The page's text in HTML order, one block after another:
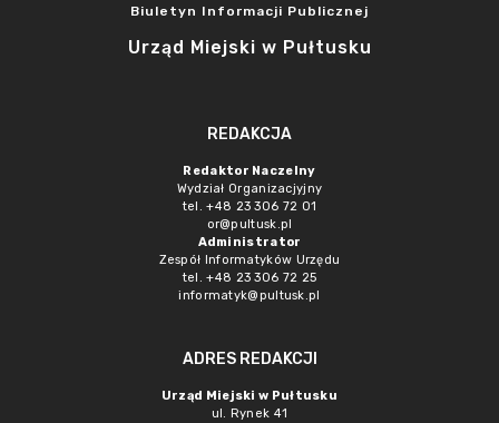
Biuletyn Informacji Publicznej
Urząd Miejski w Pułtusku
REDAKCJA
Redaktor Naczelny
Wydział Organizacjyjny
tel. +48 23 306 72 01
or@pultusk.pl
Administrator
Zespół Informatyków Urzędu
tel. +48 23 306 72 25
informatyk@pultusk.pl
ADRES REDAKCJI
Urząd Miejski w Pułtusku
ul. Rynek 41